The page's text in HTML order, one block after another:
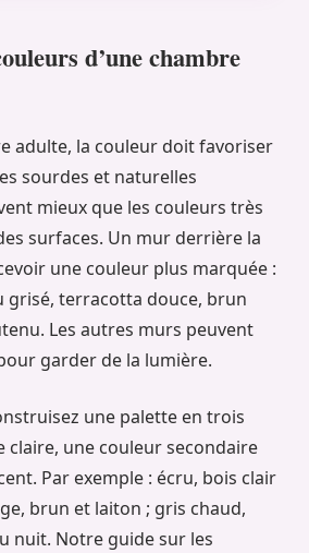
d’une chambre
adulte, la couleur doit favoriser
sourdes et naturelles
mieux que les couleurs très
surfaces. Un mur derrière la
une couleur plus marquée :
grisé, terracotta douce, brun
Les autres murs peuvent
garder de la lumière.
une palette en trois
claire, une couleur secondaire
Par exemple : écru, bois clair
brun et laiton ; gris chaud,
nuit. Notre guide sur les